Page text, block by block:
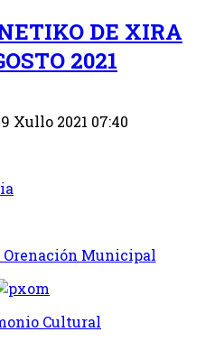
DE XIRA
2021
Xullo 2021 07:40